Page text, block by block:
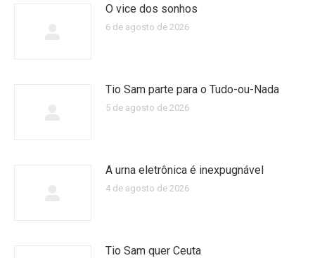
O vice dos sonhos
6 de agosto de 2026
Tio Sam parte para o Tudo-ou-Nada
5 de agosto de 2026
A urna eletrônica é inexpugnável
4 de agosto de 2026
Tio Sam quer Ceuta